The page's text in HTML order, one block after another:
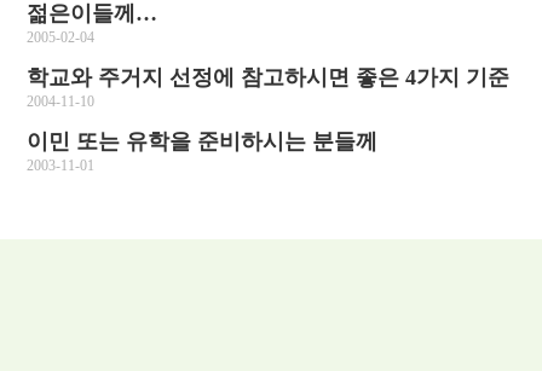
젊은이들께…
2005-02-04
학교와 주거지 선정에 참고하시면 좋은 4가지 기준
2004-11-10
이민 또는 유학을 준비하시는 분들께
2003-11-01